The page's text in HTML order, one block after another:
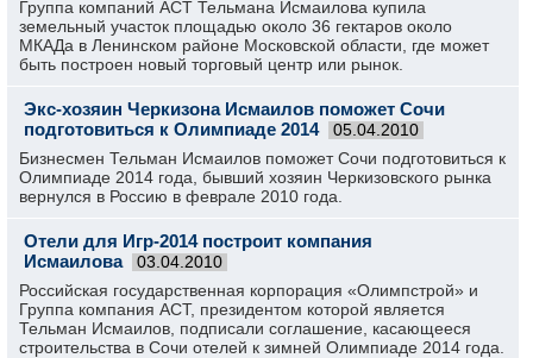
Группа компаний АСТ Тельмана Исмаилова купила
земельный участок площадью около 36 гектаров около
МКАДа в Ленинском районе Московской области, где может
быть построен новый торговый центр или рынок.
Экс-хозяин Черкизона Исмаилов поможет Сочи
подготовиться к Олимпиаде 2014
05.04.2010
Бизнесмен Тельман Исмаилов поможет Сочи подготовиться к
Олимпиаде 2014 года, бывший хозяин Черкизовского рынка
вернулся в Россию в феврале 2010 года.
Отели для Игр-2014 построит компания
Исмаилова
03.04.2010
Российская государственная корпорация «Олимпстрой» и
Группа компания АСТ, президентом которой является
Тельман Исмаилов, подписали соглашение, касающееся
строительства в Сочи отелей к зимней Олимпиаде 2014 года.